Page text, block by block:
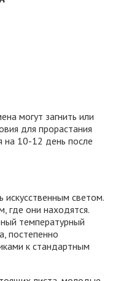
могут загнить или
для прорастания
на 10-12 день после
светом.
где они находятся.
температурный
постепенно
к стандартным